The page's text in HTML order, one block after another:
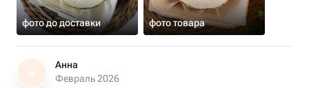
фото до доставки фото товара
А
Анна
Февраль 2026